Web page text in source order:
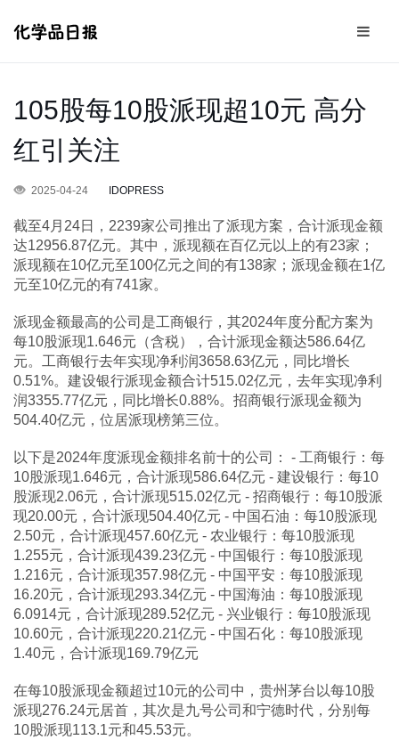
105股每10股派现超10元 高分
红引关注
2025-04-24 IDOPRESS
截至4月24日，2239家公司推出了派现方案，合计派现金额
达12956.87亿元。其中，派现额在百亿元以上的有23家；
派现额在10亿元至100亿元之间的有138家；派现金额在1亿
元至10亿元的有741家。
派现金额最高的公司是工商银行，其2024年度分配方案为
每10股派现1.646元（含税），合计派现金额达586.64亿
元。工商银行去年实现净利润3658.63亿元，同比增长
0.51%。建设银行派现金额合计515.02亿元，去年实现净利
润3355.77亿元，同比增长0.88%。招商银行派现金额为
504.40亿元，位居派现榜第三位。
以下是2024年度派现金额排名前十的公司： - 工商银行：每
10股派现1.646元，合计派现586.64亿元 - 建设银行：每10
股派现2.06元，合计派现515.02亿元 - 招商银行：每10股派
现20.00元，合计派现504.40亿元 - 中国石油：每10股派现
2.50元，合计派现457.60亿元 - 农业银行：每10股派现
1.255元，合计派现439.23亿元 - 中国银行：每10股派现
1.216元，合计派现357.98亿元 - 中国平安：每10股派现
16.20元，合计派现293.34亿元 - 中国海油：每10股派现
6.0914元，合计派现289.52亿元 - 兴业银行：每10股派现
10.60元，合计派现220.21亿元 - 中国石化：每10股派现
1.40元，合计派现169.79亿元
在每10股派现金额超过10元的公司中，贵州茅台以每10股
派现276.24元居首，其次是九号公司和宁德时代，分别每
10股派现113.1元和45.53元。